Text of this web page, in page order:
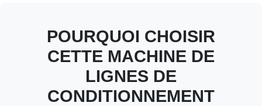
POURQUOI CHOISIR
CETTE MACHINE DE
LIGNES DE
CONDITIONNEMENT